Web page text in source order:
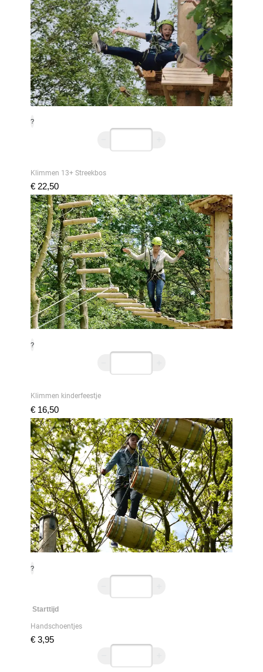
?
Klimmen 13+ Streekbos
€ 22,50
?
Klimmen kinderfeestje
€ 16,50
?
Starttijd
Handschoentjes
€ 3,95